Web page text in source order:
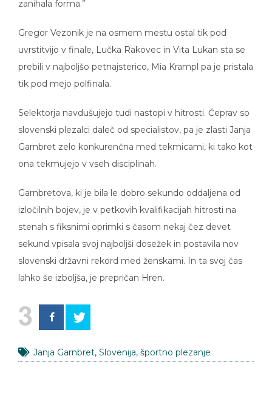
zanihala forma.”
Gregor Vezonik je na osmem mestu ostal tik pod
uvrstitvijo v finale, Lučka Rakovec in Vita Lukan sta se
prebili v najboljšo petnajsterico, Mia Krampl pa je pristala
tik pod mejo polfinala.
Selektorja navdušujejo tudi nastopi v hitrosti. Čeprav so
slovenski plezalci daleč od specialistov, pa je zlasti Janja
Garnbret zelo konkurenčna med tekmicami, ki tako kot
ona tekmujejo v vseh disciplinah.
Garnbretova, ki je bila le dobro sekundo oddaljena od
izločilnih bojev, je v petkovih kvalifikacijah hitrosti na
stenah s fiksnimi oprimki s časom nekaj čez devet
sekund vpisala svoj najboljši dosežek in postavila nov
slovenski državni rekord med ženskami. In ta svoj čas
lahko še izboljša, je prepričan Hren.
3
Janja Garnbret, Slovenija, športno plezanje